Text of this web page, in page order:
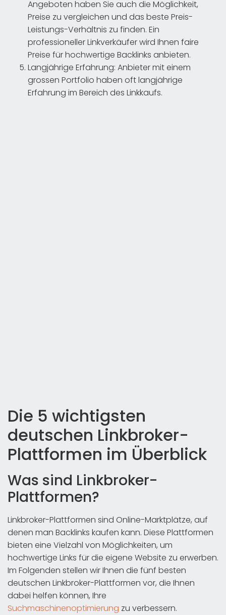
Angeboten haben Sie auch die Möglichkeit,
Preise zu vergleichen und das beste Preis-
Leistungs-Verhältnis zu finden. Ein
professioneller Linkverkäufer wird Ihnen faire
Preise für hochwertige Backlinks anbieten.
Langjährige Erfahrung: Anbieter mit einem
grossen Portfolio haben oft langjährige
Erfahrung im Bereich des Linkkaufs.
Die 5 wichtigsten
deutschen Linkbroker-
Plattformen im Überblick
Was sind Linkbroker-
Plattformen?
Linkbroker-Plattformen sind Online-Marktplätze, auf
denen man Backlinks kaufen kann. Diese Plattformen
bieten eine Vielzahl von Möglichkeiten, um
hochwertige Links für die eigene Website zu erwerben.
Im Folgenden stellen wir Ihnen die fünf besten
deutschen Linkbroker-Plattformen vor, die Ihnen
dabei helfen können, Ihre
Suchmaschinenoptimierung zu verbessern.